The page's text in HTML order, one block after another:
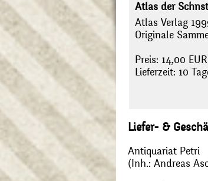
Atlas der
Atlas Verlag
Originale
Preis: 14,00
Lieferzeit: 10
Liefer- &
Antiquariat Petri
(Inh.: Andreas